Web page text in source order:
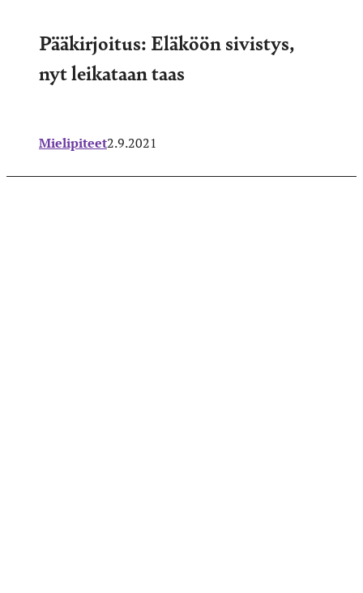
Pääkirjoitus: Eläköön sivistys,
nyt leikataan taas
Mielipiteet2.9.2021